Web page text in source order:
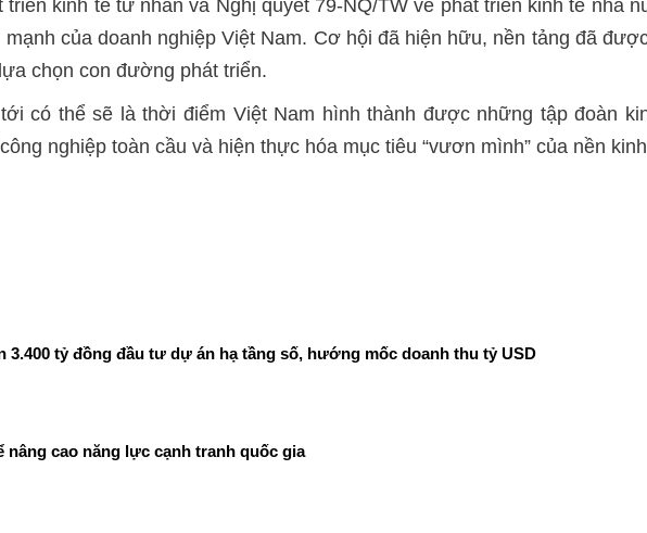
kinh tế tư nhân và Nghị quyết 79-NQ/TW về phát triển kinh tế nhà
của doanh nghiệp Việt Nam. Cơ hội đã hiện hữu, nền tảng đã
chọn con đường phát triển.
có thể sẽ là thời điểm Việt Nam hình thành được những tập đoàn
nghiệp toàn cầu và hiện thực hóa mục tiêu “vươn mình” của nền
3.400 tỷ đồng đầu tư dự án hạ tầng số, hướng mốc doanh thu tỷ USD
cao năng lực cạnh tranh quốc gia